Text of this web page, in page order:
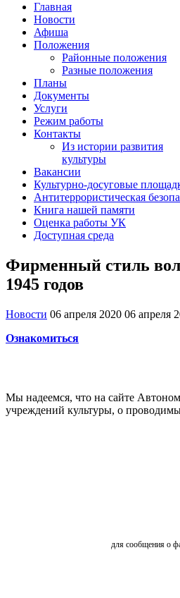
Главная
Новости
Афиша
Положения
Районные положения
Разные положения
Планы
Документы
Услуги
Режим работы
Контакты
Из истории развития
культуры
Вакансии
Культурно-досуговые
Антитеррористическая
Книга нашей памяти
Оценка работы УК
Доступная среда
Фирменный стиль
1945 годов
Новости 06 апреля 2020 06 апреля
Ознакомиться
Мы надеемся, что на сайте
учреждений культуры, о
для сообщения о